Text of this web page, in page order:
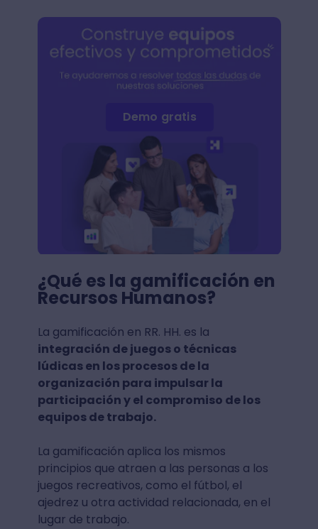
Demo gratis
¿Qué es la gamificación en
Recursos Humanos?
La gamificación en RR. HH. es la
integración de juegos o técnicas
lúdicas en los procesos de la
organización para impulsar la
participación y el compromiso de los
equipos de trabajo.
La gamificación aplica los mismos
principios que atraen a las personas a los
juegos recreativos, como el fútbol, el
ajedrez u otra actividad relacionada, en el
lugar de trabajo.